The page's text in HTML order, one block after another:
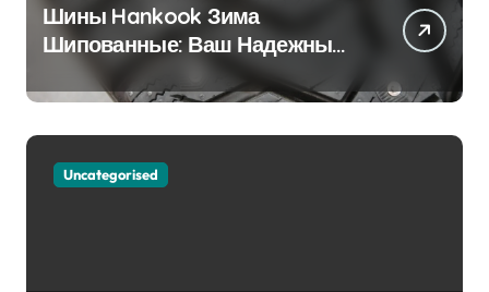
Шины Hankook Зима
Шипованные: Ваш Надежный
Партнёр на Снежных Дорогах
Uncategorised